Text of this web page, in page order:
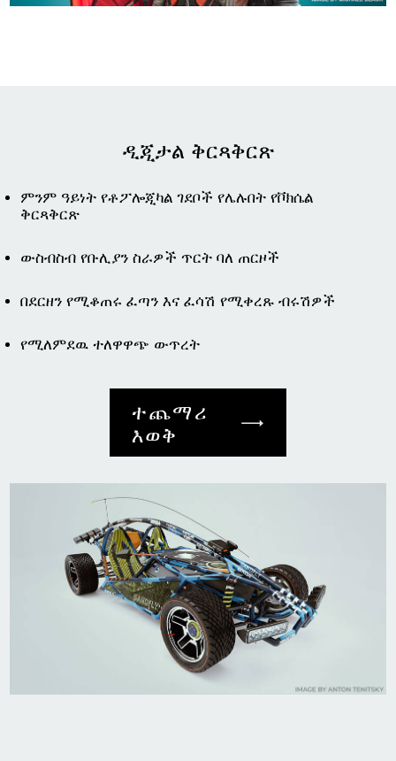
ዲጂታል ቅርጻቅርጽ
ምንም ዓይነት የቶፖሎጂካል ገደቦች የሌሉበት የቮክሴል
ቅርጻቅርጽ
ውስብስብ የቡሊያን ስራዎች ጥርት ባለ ጠርዞች
በደርዘን የሚቆጠሩ ፈጣን እና ፈሳሽ የሚቀረጹ ብሩሽዎች
የሚለምደዉ ተለዋዋጭ ውጥረት
ተጨማሪ
እወቅ